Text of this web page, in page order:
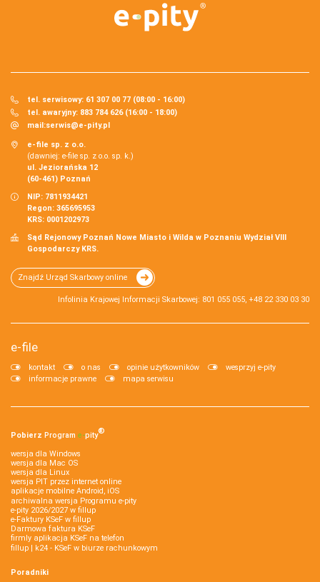
tel. serwisowy: 61 307 00 77 (08:00 - 16:00)
tel. awaryjny: 883 784 626 (16:00 - 18:00)
mail:serwis@e-pity.pl
e-file sp. z o.o.
(dawniej: e-file sp. z o.o. sp. k.)
ul. Jeziorańska 12
(60-461) Poznań
NIP: 7811934421
Regon: 365695953
KRS: 0001202973
Sąd Rejonowy Poznań Nowe Miasto i Wilda w Poznaniu Wydział VIII
Gospodarczy KRS.
Znajdź Urząd Skarbowy online
Infolinia Krajowej Informacji Skarbowej: 801 055 055, +48 22 330 03 30
e-file
kontakt o nas opinie użytkowników
wesprzyj e-pity
informacje prawne
mapa serwisu
Pobierz Program e‑pity®
wersja dla Windows
wersja dla Mac OS
wersja dla Linux
wersja PIT przez internet online
aplikacje mobilne Android, iOS
archiwalna wersja Programu e-pity
e-pity 2026/2027 w fillup
e‑Faktury KSeF w fillup
Darmowa faktura KSeF
firmly aplikacja KSeF na telefon
fillup | k24 - KSeF w biurze rachunkowym
Poradniki